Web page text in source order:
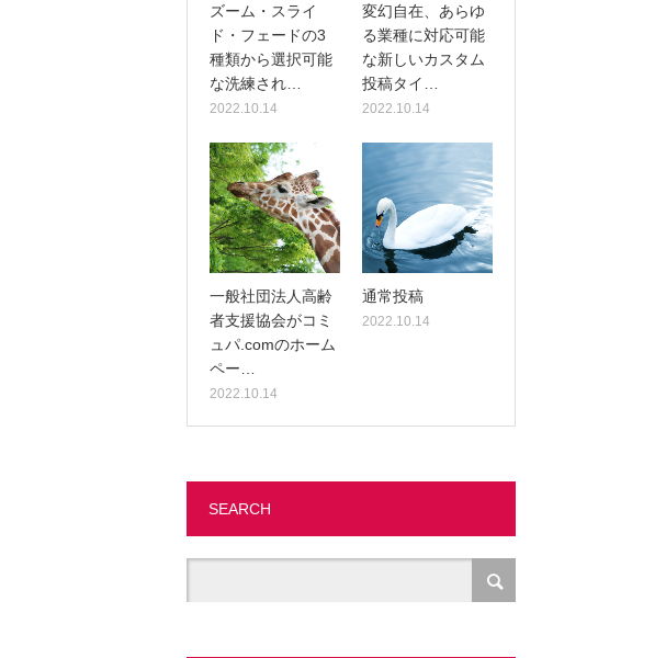
ズーム・スライ
ド・フェードの3
種類から選択可能
な洗練され…
2022.10.14
変幻自在、あらゆ
る業種に対応可能
な新しいカスタム
投稿タイ…
2022.10.14
一般社団法人高齢
者支援協会がコミ
ュパ.comのホーム
ペー…
2022.10.14
通常投稿
2022.10.14
SEARCH